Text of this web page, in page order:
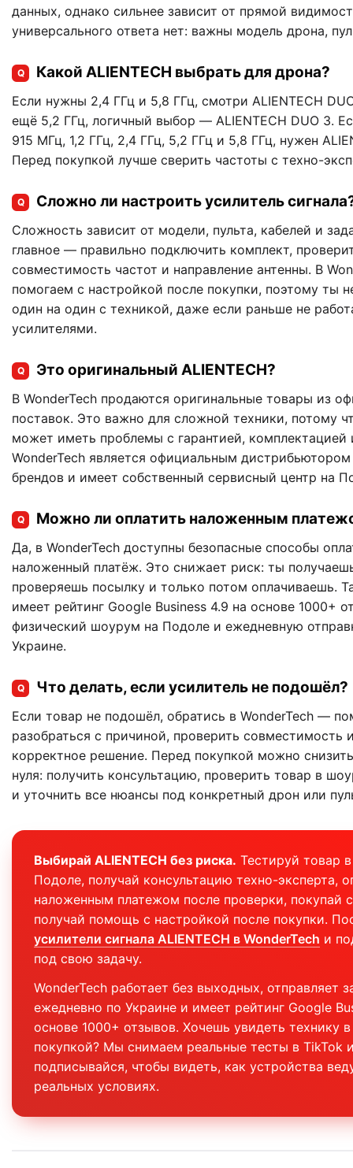
данных, однако сильнее зависит от прямой
универсального ответа нет: важны модель дрона,
Q Какой ALIENTECH выбрать для дрона?
Если нужны 2,4 ГГц и 5,8 ГГц, смотри ALIENTECH
ещё 5,2 ГГц, логичный выбор — ALIENTECH DUO 3.
915 МГц, 1,2 ГГц, 2,4 ГГц, 5,2 ГГц и 5,8 ГГц, нужен
Перед покупкой лучше сверить частоты с техно-
Q Сложно ли настроить усилитель
Сложность зависит от модели, пульта, кабелей и
главное — правильно подключить комплект,
совместимость частот и направление антенны. В
помогаем с настройкой после покупки, поэтому ты
один на один с техникой, даже если раньше не
усилителями.
Q Это оригинальный ALIENTECH?
В WonderTech продаются оригинальные товары из
поставок. Это важно для сложной техники, потому
может иметь проблемы с гарантией, комплектацией
WonderTech является официальным
брендов и имеет собственный сервисный центр на
Q Можно ли оплатить наложенным
Да, в WonderTech доступны безопасные способы
наложенный платёж. Это снижает риск: ты
проверяешь посылку и только потом оплачиваешь.
имеет рейтинг Google Business 4.9 на основе 1000+
физический шоурум на Подоле и ежедневную
Украине.
Q Что делать, если усилитель не подошёл?
Если товар не подошёл, обратись в WonderTech —
разобраться с причиной, проверить совместимость
корректное решение. Перед покупкой можно
нуля: получить консультацию, проверить товар в
и уточнить все нюансы под конкретный дрон или
Выбирай ALIENTECH без риска. Тестируй товар
Подоле, получай консультацию техно-эксперта,
наложенным платежом после проверки, покупай
получай помощь с настройкой после покупки.
усилители сигнала ALIENTECH в WonderTech и
под свою задачу.
WonderTech работает без выходных, отправляет
ежедневно по Украине и имеет рейтинг Google
основе 1000+ отзывов. Хочешь увидеть технику
покупкой? Мы снимаем реальные тесты в TikTok
подписывайся, чтобы видеть, как устройства
реальных условиях.